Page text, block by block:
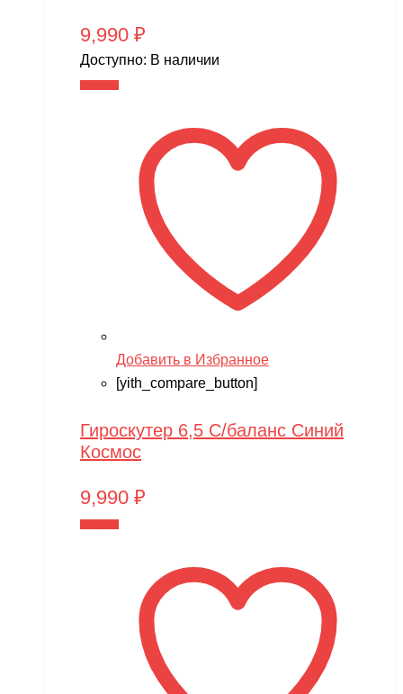
9,990 ₽
Доступно: В наличии
Добавить в Избранное
[yith_compare_button]
Гироскутер 6,5 С/баланс Синий
Космос
9,990 ₽